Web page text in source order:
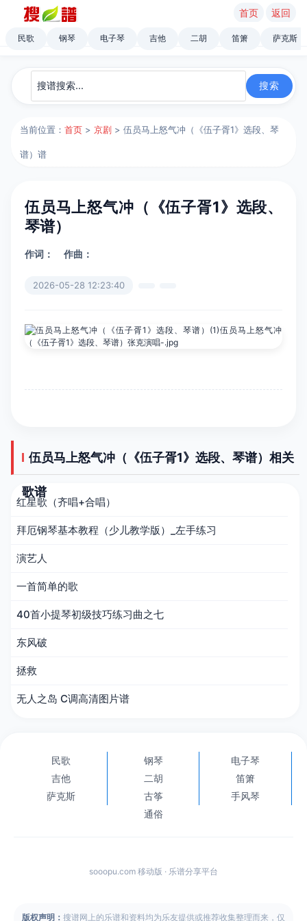
首页 返回
民歌 钢琴 电子琴 吉他 二胡 笛箫 萨克斯
当前位置：首页 >京剧 > 伍员马上怒气冲（《伍子胥1》选段、琴
谱）谱
伍员马上怒气冲（《伍子胥1》选段、
琴谱）
作词： 作曲：
2026-05-28 12:23:40
伍员马上怒气冲（《伍子胥1》选段、琴谱）相关
歌谱
红星歌（齐唱+合唱）
拜厄钢琴基本教程（少儿教学版）_左手练习
演艺人
一首简单的歌
40首小提琴初级技巧练习曲之七
东风破
拯救
无人之岛 C调高清图片谱
民歌 钢琴
电子琴
吉他
二胡
笛箫
萨克斯
古筝
手风琴
通俗
sooopu.com 移动版 · 乐谱分享平台
版权声明： 搜谱网上的乐谱和资料均为乐友提供或推荐收集整理而来，仅